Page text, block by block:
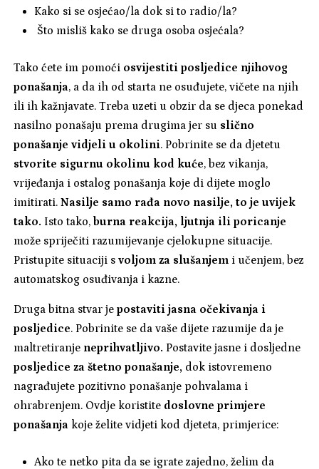
Kako si se osjećao/la dok si to radio/la?
Što misliš kako se druga osoba osjećala?
Tako ćete im pomoći osvijestiti posljedice njihovog
ponašanja, a da ih od starta ne osuđujete, vičete na njih
ili ih kažnjavate. Treba uzeti u obzir da se djeca ponekad
nasilno ponašaju prema drugima jer su slično
ponašanje vidjeli u okolini. Pobrinite se da djetetu
stvorite sigurnu okolinu kod kuće, bez vikanja,
vrijeđanja i ostalog ponašanja koje di dijete moglo
imitirati.Nasilje samo rađa novo nasilje, to je uvijek
tako. Isto tako,burna reakcija, ljutnja ili poricanje
može spriječiti razumijevanje cjelokupne situacije.
Pristupite situaciji svoljom za slušanjem i učenjem, bez
automatskog osuđivanja i kazne.
Druga bitna stvar je postaviti jasna očekivanja i
posljedice. Pobrinite se da vaše dijete razumije da je
maltretiranje neprihvatljivo. Postavite jasne i dosljedne
posljedice za štetno ponašanje, dok istovremeno
nagrađujete pozitivno ponašanje pohvalama i
ohrabrenjem. Ovdje koristite doslovne primjere
ponašanja koje želite vidjeti kod djeteta, primjerice:
Ako te netko pita da se igrate zajedno, želim da